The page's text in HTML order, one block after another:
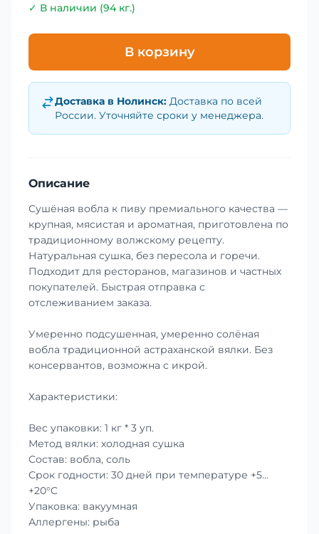
✓ В наличии (94 кг.)
В корзину
Доставка в Нолинск: Доставка по всей
России. Уточняйте сроки у менеджера.
Описание
Сушёная вобла к пиву премиального качества —
крупная, мясистая и ароматная, приготовлена по
традиционному волжскому рецепту.
Натуральная сушка, без пересола и горечи.
Подходит для ресторанов, магазинов и частных
покупателей. Быстрая отправка с
отслеживанием заказа.
Умеренно подсушенная, умеренно солёная
вобла традиционной астраханской вялки. Без
консервантов, возможна с икрой.
Характеристики:
Вес упаковки: 1 кг * 3 уп.
Метод вялки: холодная сушка
Состав: вобла, соль
Срок годности: 30 дней при температуре +5…
+20°C
Упаковка: вакуумная
Аллергены: рыба